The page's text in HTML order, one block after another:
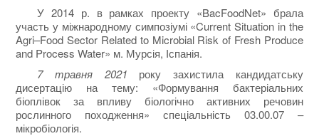
У 2014 р. в рамках проекту «BacFoodNet» брала
участь у міжнародному симпозіумі «Current Situation in the
Agri–Food Sector Related to Microbial Risk of Fresh Produce
and Process Water» м. Мурсія, Іспанія.
7 травня 2021 року захистила кандидатську
дисертацію на тему: «Формування бактеріальних
біоплівок за впливу біологічно активних речовин
рослинного походження» спеціальність 03.00.07 –
мікробіологія.